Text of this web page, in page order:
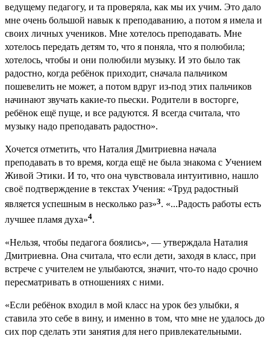
ведущему педагогу, и та проверяла, как мы их учим. Это дало
мне очень большой навык к преподаванию, а потом я имела и
своих личных учеников. Мне хотелось преподавать. Мне
хотелось передать детям то, что я поняла, что я полюбила;
хотелось, чтобы и они полюбили музыку. И это было так
радостно, когда ребёнок приходит, сначала пальчиком
пошевелить не может, а потом вдруг из-под этих пальчиков
начинают звучать какие-то пьески. Родители в восторге,
ребёнок ещё пуще, и все радуются. Я всегда считала, что
музыку надо преподавать радостно».
Хочется отметить, что Наталия Дмитриевна начала
преподавать в то время, когда ещё не была знакома с Учением
Живой Этики. И то, что она чувствовала интуитивно, нашло
своё подтверждение в текстах Учения: «Труд радостный
является успешным в несколько раз»3. «...Радость работы есть
лучшее пламя духа»4.
«Нельзя, чтобы педагога боялись», — утверждала Наталия
Дмитриевна. Она считала, что если дети, заходя в класс, при
встрече с учителем не улыбаются, значит, что-то надо срочно
пересматривать в отношениях с ними.
«Если ребёнок входил в мой класс на урок без улыбки, я
ставила это себе в вину, и именно в том, что мне не удалось до
сих пор сделать эти занятия для него привлекательными.